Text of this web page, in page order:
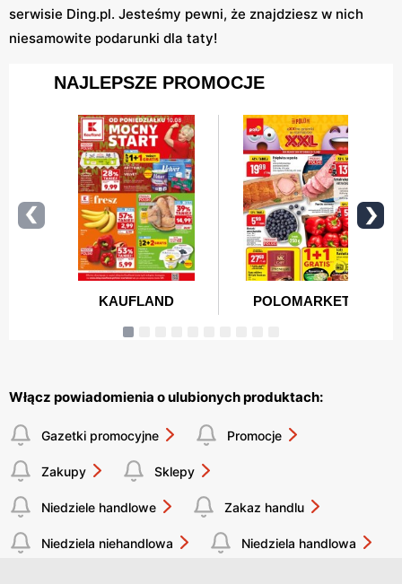
serwisie Ding.pl. Jesteśmy pewni, że znajdziesz w nich
niesamowite podarunki dla taty!
Włącz powiadomienia o ulubionych produktach:
Gazetki promocyjne Promocje
Zakupy Sklepy
Niedziele handlowe Zakaz handlu
Niedziela niehandlowa Niedziela handlowa